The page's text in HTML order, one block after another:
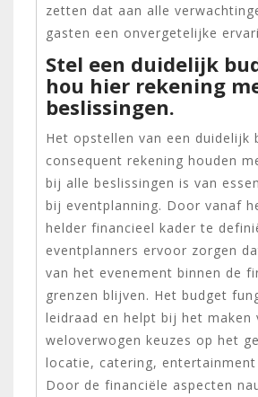
zetten dat aan alle
gasten een onvergetelijke
Stel een duidelijk
hou hier rekening
beslissingen.
Het opstellen van een duidelijk
consequent rekening houden
bij alle beslissingen is van
bij eventplanning. Door vanaf
helder financieel kader te
eventplanners ervoor zorgen
van het evenement binnen de
grenzen blijven. Het budget
leidraad en helpt bij het maken
weloverwogen keuzes op het
locatie, catering,
Door de financiële aspecten